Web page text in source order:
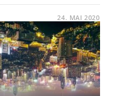
24. MAI 2020